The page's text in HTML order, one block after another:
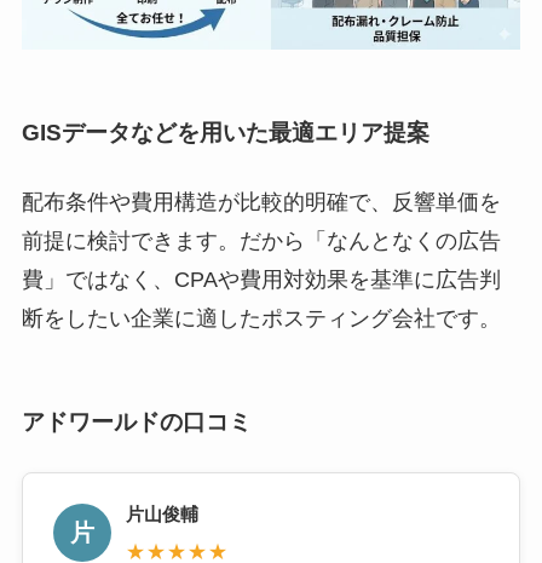
GISデータなどを用いた最適エリア提案
配布条件や費用構造が比較的明確で、反響単価を
前提に検討できます。だから「なんとなくの広告
費」ではなく、CPAや費用対効果を基準に広告判
断をしたい企業に適したポスティング会社です。
アドワールドの口コミ
片
片山俊輔
★★★★★